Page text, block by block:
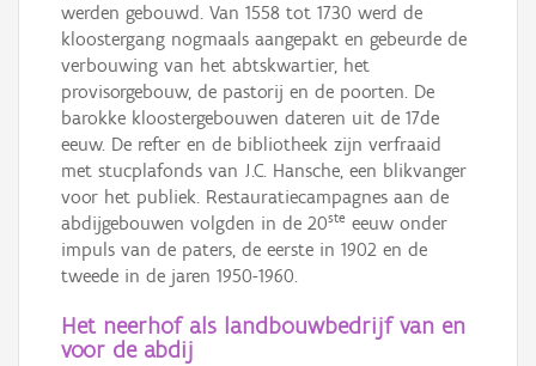
werden gebouwd. Van 1558 tot 1730 werd de
kloostergang nogmaals aangepakt en gebeurde de
verbouwing van het abtskwartier, het
provisorgebouw, de pastorij en de poorten. De
barokke kloostergebouwen dateren uit de 17de
eeuw. De refter en de bibliotheek zijn verfraaid
met stucplafonds van J.C. Hansche, een blikvanger
voor het publiek. Restauratiecampagnes aan de
abdijgebouwen volgden in de 20ste eeuw onder
impuls van de paters, de eerste in 1902 en de
tweede in de jaren 1950-1960.
Het neerhof als landbouwbedrijf van en
voor de abdij